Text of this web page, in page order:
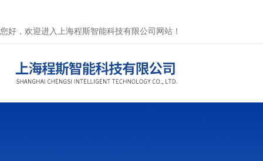
您好，欢迎进入上海程斯智能科技有限公司网站！